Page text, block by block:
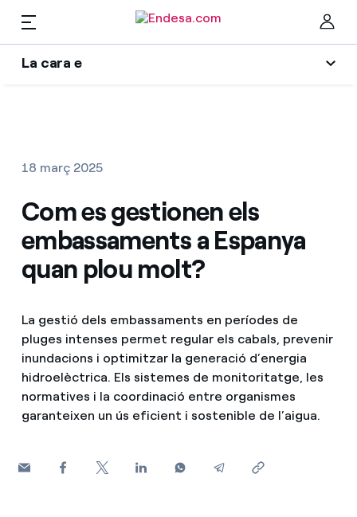
La cara e
Autors
Una resposta
El llegat que serem
Wikivatios
Music Lover
Llars
Troba la tarifa que més et convé
Per cada kWh que estalviïs, et descomptem un
altre
Com puc veure les meves factures d'Endesa?
Com canviar el titular del contracte?
Serveis
Mobilitat
Solar
Climatització
CA
18 març 2025
Com es gestionen els
embassaments a Espanya
quan plou molt?
La gestió dels embassaments en períodes de
pluges intenses permet regular els cabals, prevenir
inundacions i optimitzar la generació d’energia
hidroelèctrica. Els sistemes de monitoritatge, les
normatives i la coordinació entre organismes
garanteixen un ús eficient i sostenible de l’aigua.